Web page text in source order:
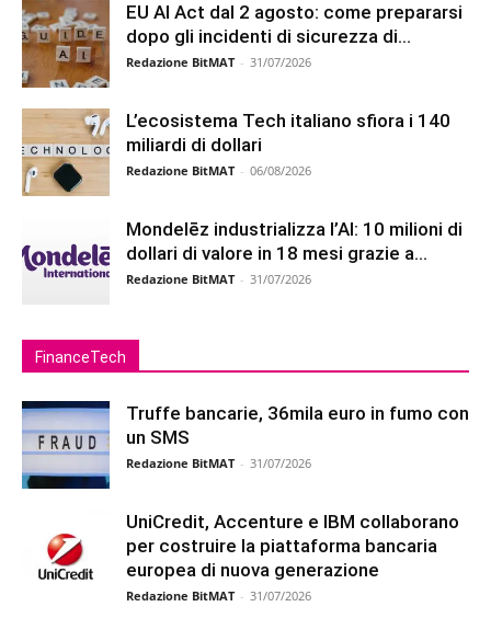
EU AI Act dal 2 agosto: come prepararsi
dopo gli incidenti di sicurezza di...
Redazione BitMAT - 31/07/2026
L’ecosistema Tech italiano sfiora i 140
miliardi di dollari
Redazione BitMAT - 06/08/2026
Mondelēz industrializza l’AI: 10 milioni di
dollari di valore in 18 mesi grazie a...
Redazione BitMAT - 31/07/2026
FinanceTech
Truffe bancarie, 36mila euro in fumo con
un SMS
Redazione BitMAT - 31/07/2026
UniCredit, Accenture e IBM collaborano
per costruire la piattaforma bancaria
europea di nuova generazione
Redazione BitMAT - 31/07/2026